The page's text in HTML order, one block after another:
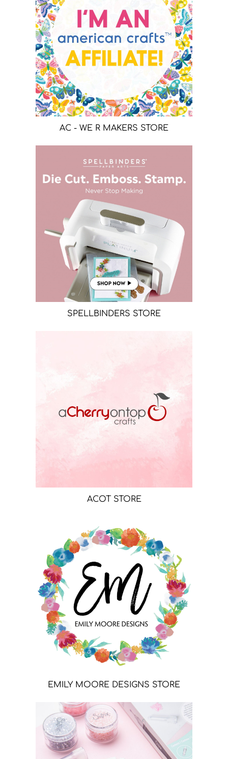
AC - WE R MAKERS STORE
SPELLBINDERS STORE
ACOT STORE
EMILY MOORE DESIGNS STORE